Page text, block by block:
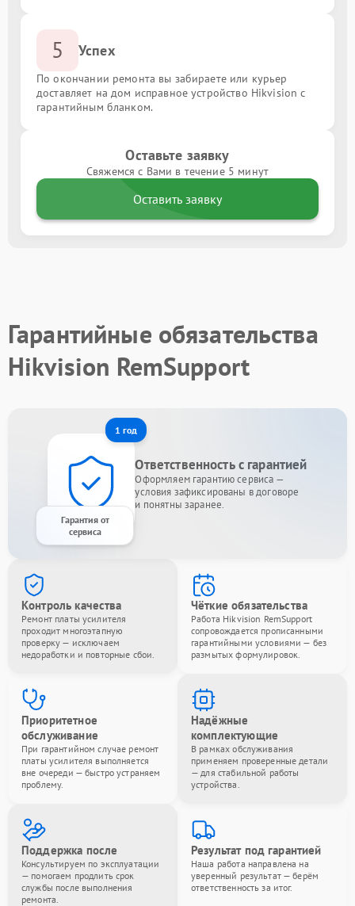
5 Успех
По окончании ремонта вы забираете или курьер
доставляет на дом исправное устройство Hikvision с
гарантийным бланком.
Оставьте заявку
Свяжемся с Вами в течение 5 минут
Оставить заявку
Гарантийные обязательства
Hikvision RemSupport
1 год
Гарантия от
сервиса
Ответственность с гарантией
Оформляем гарантию сервиса —
условия зафиксированы в договоре
и понятны заранее.
Контроль качества
Ремонт платы усилителя
проходит многоэтапную
проверку — исключаем
недоработки и повторные сбои.
Чёткие обязательства
Работа Hikvision RemSupport
сопровождается прописанными
гарантийными условиями — без
размытых формулировок.
Приоритетное
обслуживание
При гарантийном случае ремонт
платы усилителя выполняется
вне очереди — быстро устраняем
проблему.
Надёжные
комплектующие
В рамках обслуживания
применяем проверенные детали
— для стабильной работы
устройства.
Поддержка после
Консультируем по эксплуатации
— помогаем продлить срок
службы после выполнения
ремонта.
Результат под гарантией
Наша работа направлена на
уверенный результат — берём
ответственность за итог.